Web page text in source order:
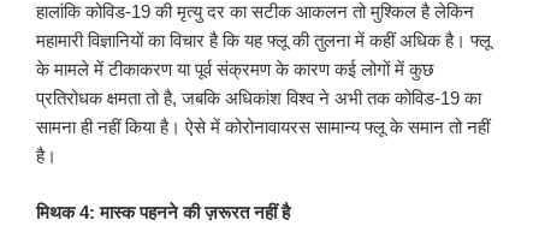
हालांकि कोविड-19 की मृत्यु दर का सटीक आकलन तो मुश्किल है लेकिन
महामारी विज्ञानियों का विचार है कि यह फ्लू की तुलना में कहीं अधिक है। फ्लू
के मामले में टीकाकरण या पूर्व संक्रमण के कारण कई लोगों में कुछ
प्रतिरोधक क्षमता तो है, जबकि अधिकांश विश्व ने अभी तक कोविड-19 का
सामना ही नहीं किया है। ऐसे में कोरोनावायरस सामान्य फ्लू के समान तो नहीं
है।
मिथक 4: मास्क पहनने की ज़रूरत नहीं है